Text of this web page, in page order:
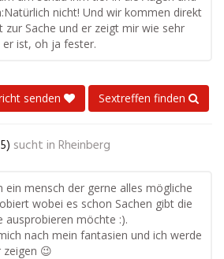
nicht! Und wir kommen direkt
zur Sache und er zeigt mir wie sehr
er ist, oh ja fester.
senden Sextreffen finden
sucht in Rheinberg
ein mensch der gerne alles mögliche
wobei es schon Sachen gibt die
ausprobieren möchte :).
nach mein fantasien und ich werde
zeigen 😉